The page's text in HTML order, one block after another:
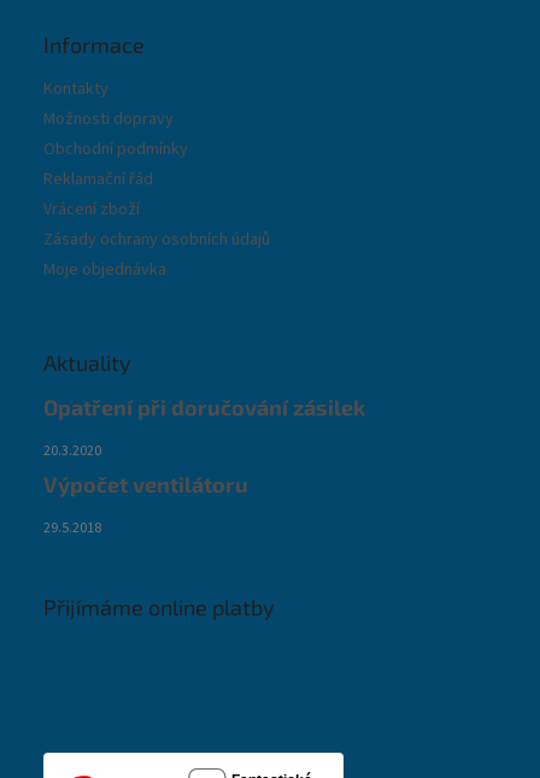
Informace
Kontakty
Možnosti dopravy
Obchodní podmínky
Reklamační řád
Vrácení zboží
Zásady ochrany osobních údajů
Moje objednávka
Aktuality
Opatření při doručování zásilek
20.3.2020
Výpočet ventilátoru
29.5.2018
Přijímáme online platby